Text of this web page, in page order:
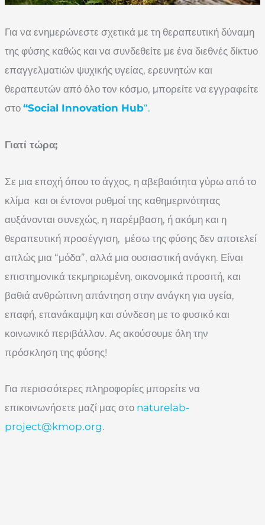
Για να ενημερώνεστε σχετικά με τη θεραπευτική δύναμη
της φύσης καθώς και να συνδεθείτε με ένα διεθνές δίκτυο
επαγγελματιών ψυχικής υγείας, ερευνητών και
θεραπευτών από όλο τον κόσμο, μπορείτε να εγγραφείτε
στο “Social Innovation Hub“.
Γιατί τώρα;
Σε μια εποχή όπου το άγχος, η αβεβαιότητα γύρω από το
κλίμα και οι έντονοι ρυθμοί της καθημερινότητας
αυξάνονται συνεχώς, η παρέμβαση, ή ακόμη και η
θεραπευτική προσέγγιση, μέσω της φύσης δεν αποτελεί
απλώς μια “μόδα”, αλλά μια ουσιαστική ανάγκη. Είναι
επιστημονικά τεκμηριωμένη, οικονομικά προσιτή, και
βαθιά ανθρώπινη απάντηση στην ανάγκη για υγεία,
επαφή, επανάκαμψη και σύνδεση με το φυσικό και
κοινωνικό περιβάλλον. Ας ακούσουμε όλη την
πρόσκληση της φύσης!
Για περισσότερες πληροφορίες μπορείτε να
επικοινωνήσετε μαζί μας στο naturelab-
project@kmop.org.